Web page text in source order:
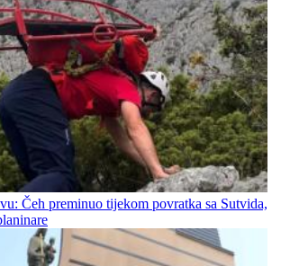
Čeh preminuo tijekom povratka sa Sutvida,